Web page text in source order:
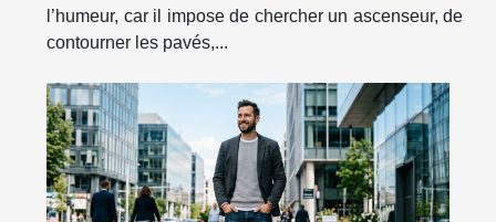
l’humeur, car il impose de chercher un ascenseur, de
contourner les pavés,...